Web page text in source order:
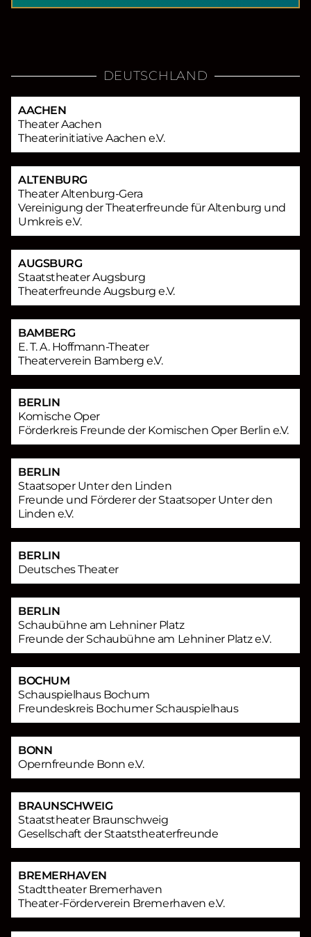
DEUTSCHLAND
AACHEN
Theater Aachen
Theaterinitiative Aachen e.V.
ALTENBURG
Theater Altenburg-Gera
Vereinigung der Theaterfreunde für Altenburg und
Umkreis e.V.
AUGSBURG
Staatstheater Augsburg
Theaterfreunde Augsburg e.V.
BAMBERG
E. T. A. Hoffmann-Theater
Theaterverein Bamberg e.V.
BERLIN
Komische Oper
Förderkreis Freunde der Komischen Oper Berlin e.V.
BERLIN
Staatsoper Unter den Linden
Freunde und Förderer der Staatsoper Unter den
Linden e.V.
BERLIN
Deutsches Theater
BERLIN
Schaubühne am Lehniner Platz
Freunde der Schaubühne am Lehniner Platz e.V.
BOCHUM
Schauspielhaus Bochum
Freundeskreis Bochumer Schauspielhaus
BONN
Opernfreunde Bonn e.V.
BRAUNSCHWEIG
Staatstheater Braunschweig
Gesellschaft der Staatstheaterfreunde
BREMERHAVEN
Stadttheater Bremerhaven
Theater-Förderverein Bremerhaven e.V.